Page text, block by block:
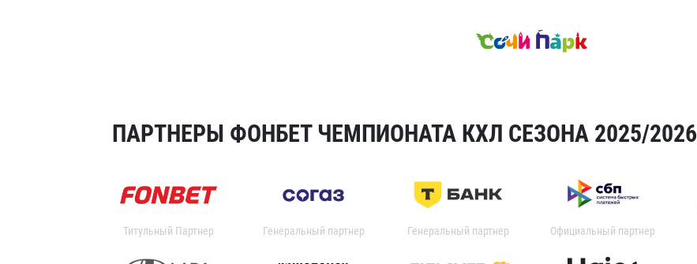
ПАРТНЕРЫ ФОНБЕТ ЧЕМПИОНАТА КХЛ СЕЗОНА 2025/2026
Титульный Партнер Генеральный партнер Генеральный партнер Официальный партнер